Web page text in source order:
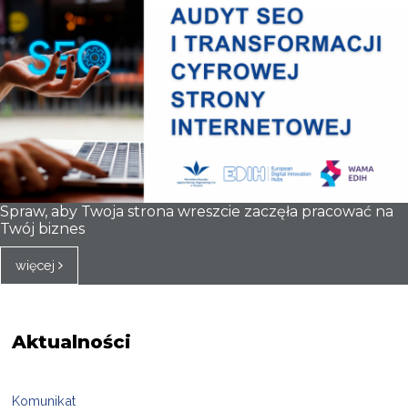
Spraw, aby Twoja strona wreszcie zaczęła pracować na
Twój biznes
więcej
Aktualności
Komunikat